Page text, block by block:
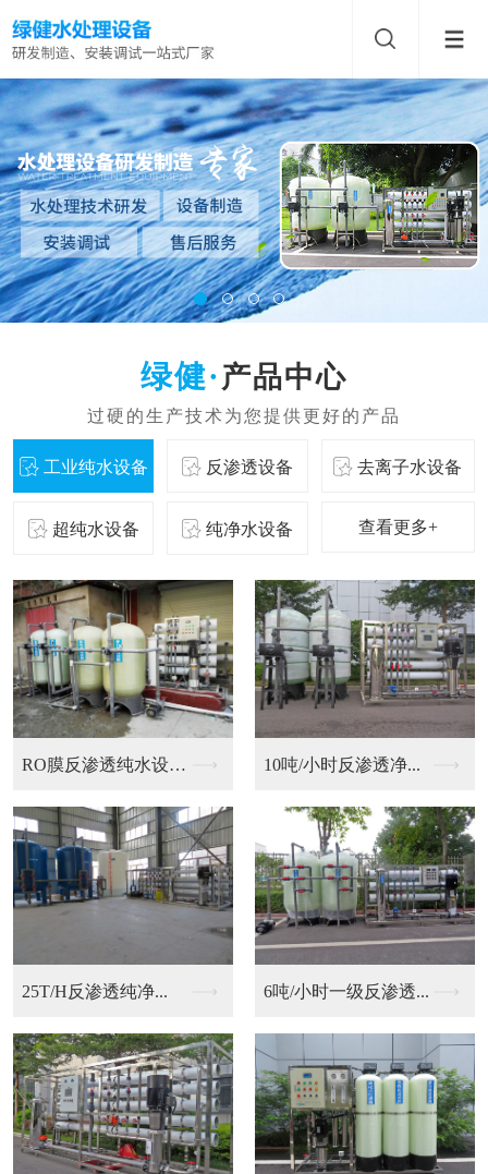
产品中心
工业纯水设备 反渗透设备 去离子水设备
超纯水设备 纯净水设备 查看更多+
二级反渗透纯化水设备... 10吨/小时反渗透净...
6吨/小时一级反渗透... 20吨/小时西门子P...